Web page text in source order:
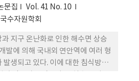
문집
Vol. 41 No. 10
수자원학회
지구 온난화로 인한 해수면 상승
발에 의해 국내외 연안역에 여러 형
발생되고 있다. 이에 대한 침식방지